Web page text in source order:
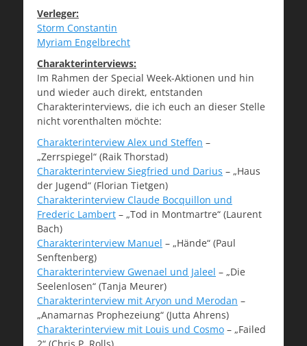
Verleger:
Storm Constantin
Myriam Engelbrecht
Charakterinterviews:
Im Rahmen der Special Week-Aktionen und hin
und wieder auch direkt, entstanden
Charakterinterviews, die ich euch an dieser Stelle
nicht vorenthalten möchte:
Charakterinterview Alex und Steffen –
„Zerrspiegel“ (Raik Thorstad)
Charakterinterview Siegfried und Darius – „Haus
der Jugend“ (Florian Tietgen)
Charakterinterview Claude Bocquillon und
Frederic Lambert – „Tod in Montmartre“ (Laurent
Bach)
Charakterinterview Manuel – „Hände“ (Paul
Senftenberg)
Charakterinterview Gwenael und Jaleel – „Die
Seelenlosen“ (Tanja Meurer)
Charakterinterview mit Aryon und Merodan –
„Anamarnas Prophezeiung“ (Jutta Ahrens)
Charakterinterview mit Louis und Cosmo – „Failed